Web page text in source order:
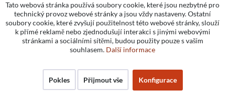
Tato webová stránka používá soubory cookie, které jsou nezbytné pro
technický provoz webové stránky a jsou vždy nastaveny. Ostatní
soubory cookie, které zvyšují použitelnost této webové stránky, slouží
k přímé reklamě nebo zjednodušují interakci s jinými webovými
stránkami a sociálními sítěmi, budou použity pouze s vaším
souhlasem. Další informace
Pokles Přijmout vše Konfigurace